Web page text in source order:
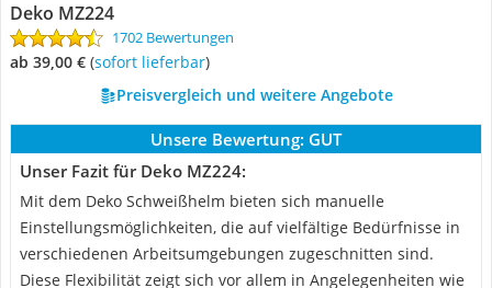
Deko MZ224
1702 Bewertungen
ab 39,00 € ( Sofort lieferbar)
Preisvergleich und weitere Angebote
Unsere Bewertung: GUT
Unser Fazit für Deko MZ224:
Mit dem Deko Schweißhelm bieten sich manuelle
Einstellungsmöglichkeiten, die auf vielfältige Bedürfnisse in
verschiedenen Arbeitsumgebungen zugeschnitten sind.
Diese Flexibilität zeigt sich vor allem in Angelegenheiten wie